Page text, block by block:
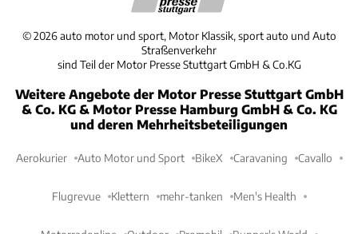
©2026 auto motor und sport, Motor Klassik, sport auto und Auto
Straßenverkehr
sind Teil der Motor Presse Stuttgart GmbH & Co.KG
Weitere Angebote der Motor Presse Stuttgart GmbH
& Co. KG & Motor Presse Hamburg GmbH & Co. KG
und deren Mehrheitsbeteiligungen
Aerokurier Auto Motor und Sport BikeX Caravaning Cavallo
Flugrevue Klettern mehr-tanken Men's Health